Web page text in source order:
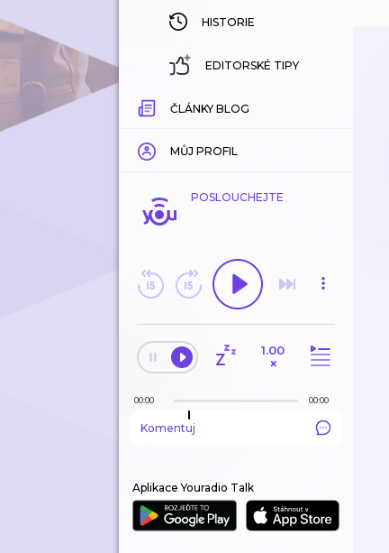
HISTORIE
EDITORSKÉ TIPY
ČLÁNKY BLOG
MŮJ PROFIL
POSLOUCHEJTE
1.00
×
00:00 00:00
Komentuj
Aplikace Youradio Talk